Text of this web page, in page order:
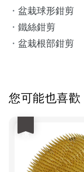
・ 盆栽球形鉗剪
・ 鐵絲鉗剪
・ 盆栽根部鉗剪
您可能也喜歡